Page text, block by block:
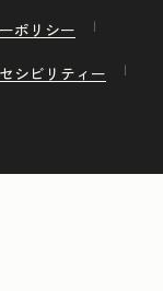
ポリシー
シビリティー